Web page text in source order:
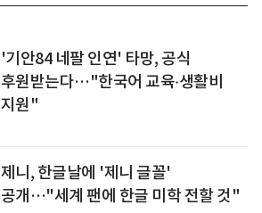
'기안84 네팔 인연' 타망, 공식
후원받는다…"한국어 교육‧생활비
지원"
제니, 한글날에 '제니 글꼴'
공개…"세계 팬에 한글 미학 전할 것"